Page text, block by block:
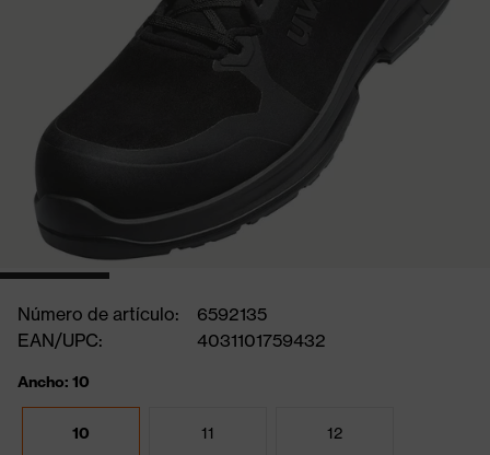
Número de artículo:
6592135
EAN/UPC:
4031101759432
Ancho: 10
10 11 12